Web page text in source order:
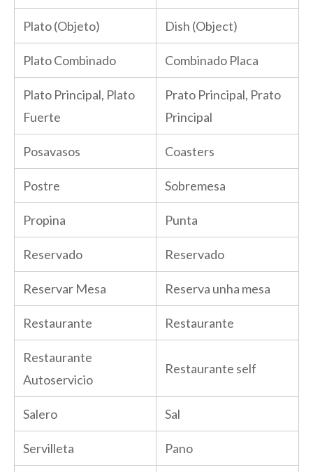
Plato (Objeto) Dish (Object)
Plato Combinado Combinado Placa
Plato Principal, Plato
Fuerte
Prato Principal, Prato
Principal
Posavasos Coasters
Postre Sobremesa
Propina Punta
Reservado Reservado
Reservar Mesa Reserva unha mesa
Restaurante Restaurante
Restaurante
Autoservicio
Restaurante self
Salero Sal
Servilleta Pano